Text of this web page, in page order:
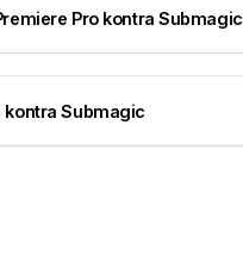
Pro kontra Submagic
kontra Submagic